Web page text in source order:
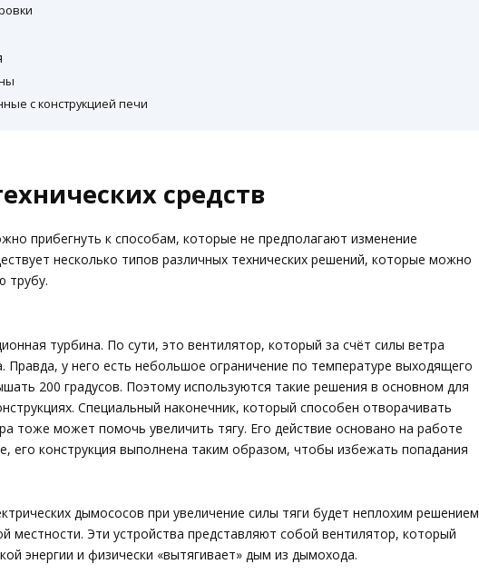
с конструкцией печи
средств
прибегнуть к способам, которые не предполагают изменение
несколько типов различных технических решений, которые можно
трубу.
турбина. По сути, это вентилятор, который за счёт силы ветра
у него есть небольшое ограничение по температуре выходящего
200 градусов. Поэтому используются такие решения в основном для
Специальный наконечник, который способен отворачивать
тоже может помочь увеличить тягу. Его действие основано на работе
его конструкция выполнена таким образом, чтобы избежать попадания
дымососов при увеличение силы тяги будет неплохим решением
местности. Эти устройства представляют собой вентилятор, который
энергии и физически «вытягивает» дым из дымохода.